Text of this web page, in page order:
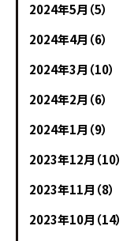
2024年5月（5）
2024年4月（6）
2024年3月（10）
2024年2月（6）
2024年1月（9）
2023年12月（10）
2023年11月（8）
2023年10月（14）